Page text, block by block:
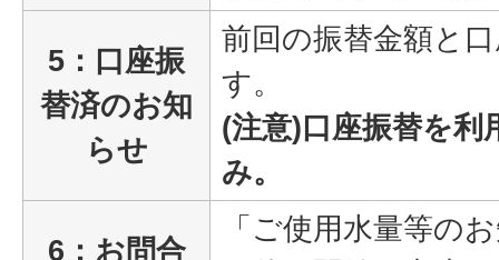
5：口座振
替済のお知
らせ
前回の振替金額と
す。
(注意)口座振替を
み。
6：お問合
「ご使用水量等の